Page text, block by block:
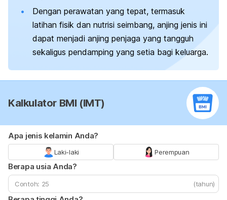
Dengan perawatan yang tepat, termasuk
latihan fisik dan nutrisi seimbang, anjing jenis ini
dapat menjadi anjing penjaga yang tangguh
sekaligus pendamping yang setia bagi keluarga.
Kalkulator BMI (IMT)
Apa jenis kelamin Anda?
Laki-laki Perempuan
Berapa usia Anda?
(tahun)